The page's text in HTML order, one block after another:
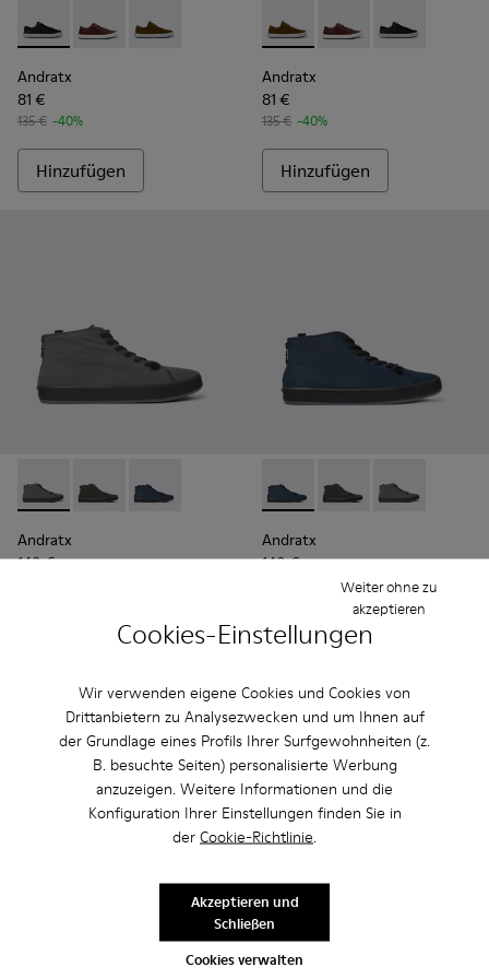
Cookies-Einstellungen
Wir verwenden eigene Cookies und Cookies von
Drittanbietern zu Analysezwecken und um Ihnen auf
der Grundlage eines Profils Ihrer Surfgewohnheiten (z.
B. besuchte Seiten) personalisierte Werbung
anzuzeigen. Weitere Informationen und die
Konfiguration Ihrer Einstellungen finden Sie in
der Cookie-Richtlinie.
Cookies verwalten
Weiter ohne zu
akzeptieren
Akzeptieren und
Schließen
Andratx - K100231-020 - Black
Andratx - K100231-029 - Braune Ledersneaker Für
Andratx - K100231-021 - Green
Andratx
81 €
135 € -40%
Hinzufügen
Andratx - K100231-021 -
Andratx - K100231-
Andratx -
Andratx
81 €
135 € -40%
Hinzufügen
Andratx - K300143-007 - Grauer Herrensneaker aus Textil
Andratx - K300143-010 - Graue Textil-Sneaker für
Andratx - K300143-008 - Marineblauer
Andratx
140 €
Andratx - K300143-008 -
Andratx - K300143-
Andratx -
Andratx
140 €
Hinzufügen
Andratx - K300143-010 - Graue Textil-Sneaker für Herren.
Andratx - K300143-008 - Marineblauer
Andratx - K300143-007 - Grauer